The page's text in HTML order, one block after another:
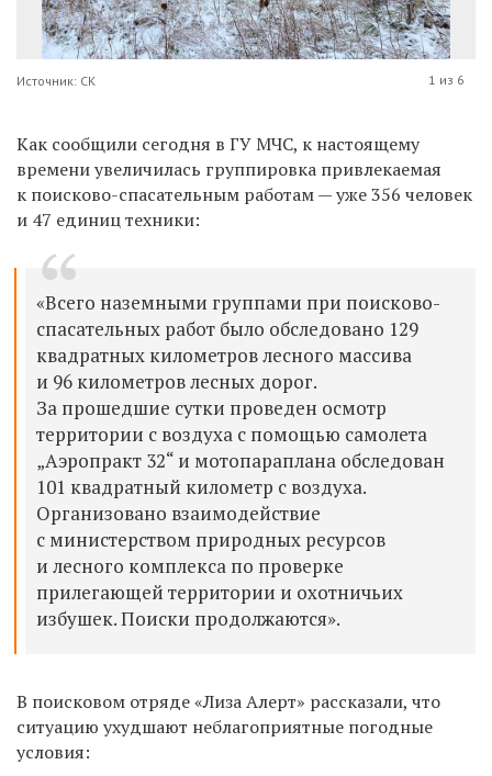
Источник: СК 1 из 6
Как сообщили сегодня в ГУ МЧС, к настоящему
времени увеличилась группировка привлекаемая
к поисково-спасательным работам — уже 356 человек
и 47 единиц техники:
«Всего наземными группами при поисково-
спасательных работ было обследовано 129
квадратных километров лесного массива
и 96 километров лесных дорог.
За прошедшие сутки проведен осмотр
территории с воздуха с помощью самолета
„Аэропракт 32“ и мотопараплана обследован
101 квадратный километр с воздуха.
Организовано взаимодействие
с министерством природных ресурсов
и лесного комплекса по проверке
прилегающей территории и охотничьих
избушек. Поиски продолжаются».
В поисковом отряде «Лиза Алерт» рассказали, что
ситуацию ухудшают неблагоприятные погодные
условия: